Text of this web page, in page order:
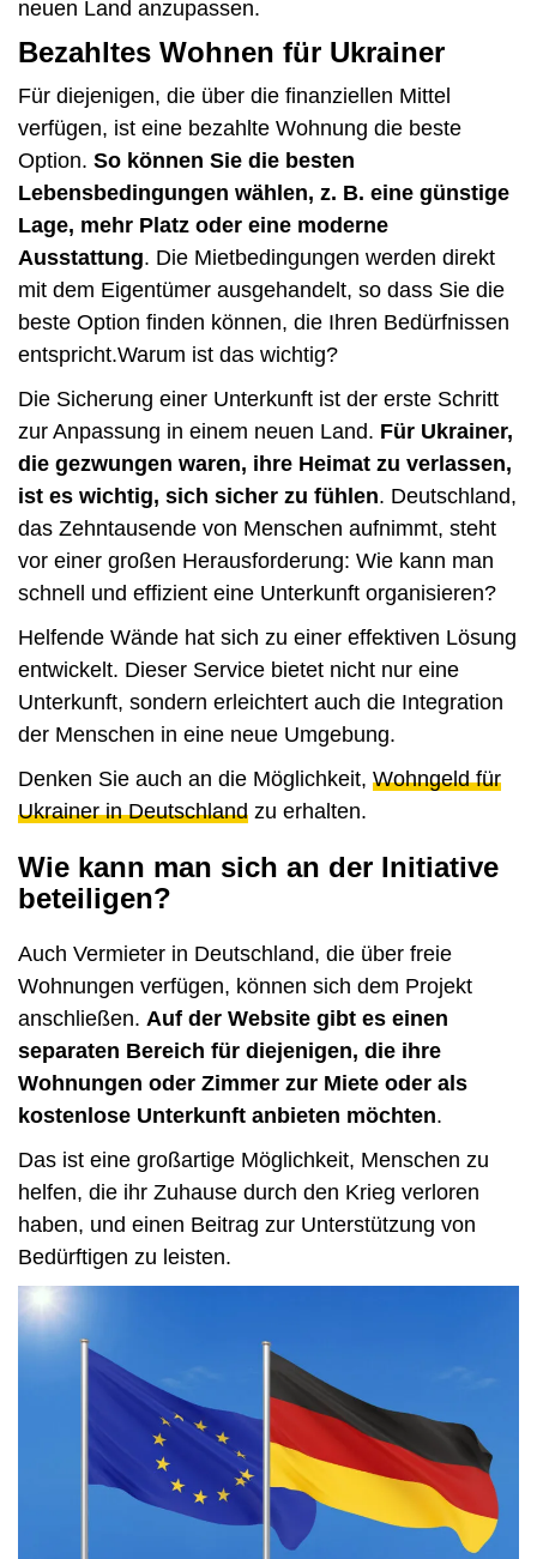
neuen Land anzupassen.
Bezahltes Wohnen für Ukrainer
Für diejenigen, die über die finanziellen Mittel
verfügen, ist eine bezahlte Wohnung die beste
Option. So können Sie die besten
Lebensbedingungen wählen, z. B. eine günstige
Lage, mehr Platz oder eine moderne
Ausstattung. Die Mietbedingungen werden direkt
mit dem Eigentümer ausgehandelt, so dass Sie die
beste Option finden können, die Ihren Bedürfnissen
entspricht.Warum ist das wichtig?
Die Sicherung einer Unterkunft ist der erste Schritt
zur Anpassung in einem neuen Land. Für Ukrainer,
die gezwungen waren, ihre Heimat zu verlassen,
ist es wichtig, sich sicher zu fühlen. Deutschland,
das Zehntausende von Menschen aufnimmt, steht
vor einer großen Herausforderung: Wie kann man
schnell und effizient eine Unterkunft organisieren?
Helfende Wände hat sich zu einer effektiven Lösung
entwickelt. Dieser Service bietet nicht nur eine
Unterkunft, sondern erleichtert auch die Integration
der Menschen in eine neue Umgebung.
Denken Sie auch an die Möglichkeit, Wohngeld für
Ukrainer in Deutschland zu erhalten.
Wie kann man sich an der Initiative
beteiligen?
Auch Vermieter in Deutschland, die über freie
Wohnungen verfügen, können sich dem Projekt
anschließen. Auf der Website gibt es einen
separaten Bereich für diejenigen, die ihre
Wohnungen oder Zimmer zur Miete oder als
kostenlose Unterkunft anbieten möchten.
Das ist eine großartige Möglichkeit, Menschen zu
helfen, die ihr Zuhause durch den Krieg verloren
haben, und einen Beitrag zur Unterstützung von
Bedürftigen zu leisten.